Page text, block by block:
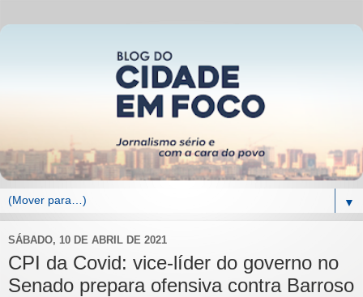
▼
SÁBADO, 10 DE ABRIL DE 2021
CPI da Covid: vice-líder do governo no
Senado prepara ofensiva contra Barroso